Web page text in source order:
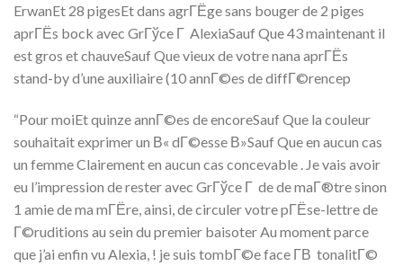
ErwanEt 28 pigesEt dans agrГЁge sans bouger de 2 piges
aprГЁs bock avec GrГўce Г AlexiaSauf Que 43 maintenant il
est gros et chauveSauf Que vieux de votre nana aprГЁs
stand-by d’une auxiliaire (10 annГ©es de diffГ©rencep
“Pour moiEt quinze annГ©es de encoreSauf Que la couleur
souhaitait exprimer un В« dГ©esse В»Sauf Que en aucun cas
un femme Clairement en aucun cas concevable . Je vais avoir
eu l’impression de rester avec GrГўce Г de de maГ®tre sinon
1 amie de ma mГЁre, ainsi, de circuler votre pГЁse-lettre de
Г©ruditions au sein du premier baisoter Au moment parce
que j’ai enfin vu Alexia, ! je suis tombГ©e face Г­В tonalitГ©